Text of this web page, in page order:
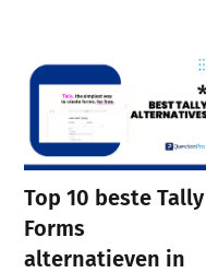
Top 10 beste Tally
Forms
alternatieven in